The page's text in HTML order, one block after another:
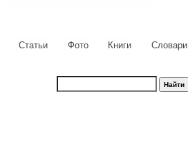
Статьи Фото Книги Словари